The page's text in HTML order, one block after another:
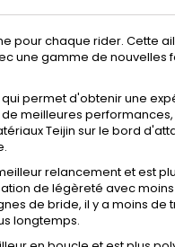
pour chaque rider. Cette
une gamme de nouvelles
permet d'obtenir une
meilleures
Teijin sur le bord
relancement et est
de légèreté avec
de bride, il y a moins de
longtemps.